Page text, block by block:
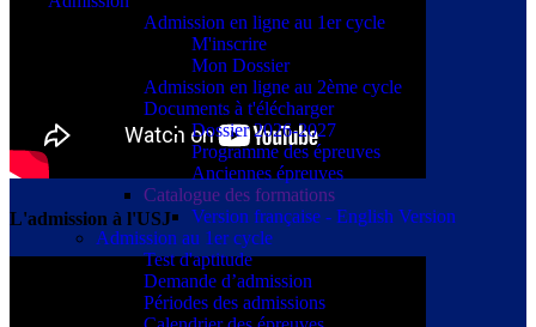
Admission en ligne au 1er cycle
M'inscrire
Mon Dossier
Admission en ligne au 2ème cycle
Documents à t'élécharger
Dossier 2026-2027
Programme des épreuves
Anciennes épreuves
Catalogue des formations
Version française - English Version
Admission au 1er cycle
Test d'aptitude
Demande d’admission
Périodes des admissions
L'admission à l'USJ